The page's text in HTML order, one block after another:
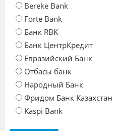
Bereke Bank
Forte Bank
Банк RBK
Банк ЦентрКредит
Евразийский Банк
Отбасы банк
Народный Банк
Фридом Банк Казахстан
Kaspi Bank